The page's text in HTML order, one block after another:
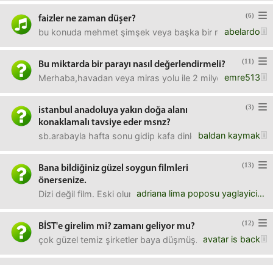
(6)
faizler ne zaman düşer?
abelardo
bu konuda mehmet şimşek veya başka bir resmi
(11)
Bu miktarda bir parayı nasıl değerlendirmeli?
emre513
Merhaba,havadan veya miras yolu ile 2 milyon gibi bir
(3)
istanbul anadoluya yakın doğa alanı
konaklamalı tavsiye eder msnz?
baldan kaymak
sb.arabayla hafta sonu gidip kafa dinlemelik, biraz
(13)
Bana bildiğiniz güzel soygun filmleri
önersenize.
adriana lima poposu yaglayicisi
Dizi değil film. Eski olur yeni olur, banka soymalı, zengin
(12)
BİST'e girelim mi? zamanı geliyor mu?
avatar is back
çok güzel temiz şirketler baya düşmüş. avantajlar:- dolar